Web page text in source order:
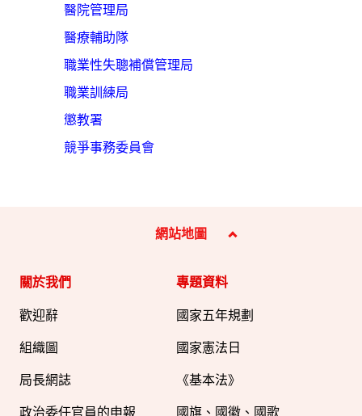
醫院管理局
醫療輔助隊
職業性失聰補償管理局
職業訓練局
懲教署
競爭事務委員會
網站地圖
關於我們
歡迎辭
組織圖​
局長網誌
政治委任官員的申報
專題資料
國家五年規劃
國家憲法日
《基本法》
國旗、國徽、國歌